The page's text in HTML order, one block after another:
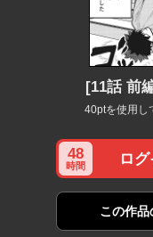
[11話 前
40ptを使用し
48
時間 ロ
この作品